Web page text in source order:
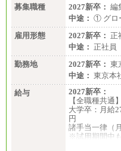
募集職種 2027新卒： 編
中途： ① グロ
雇用形態
2027新卒： 正
中途： 正社員
勤務地
2027新卒： 東
中途： 東京本
給与
2027新卒：
【全職種共通】
大学卒：月給
円
諸手当一律（
※試用期間中